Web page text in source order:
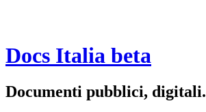
Docs Italia beta
Documenti pubblici, digitali.